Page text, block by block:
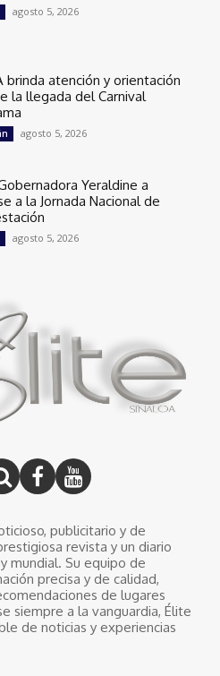
agosto 5, 2026
brinda atención y orientación
la llegada del Carnival
agosto 5, 2026
Yeraldine a
a la Jornada Nacional de
agosto 5, 2026
publicitario y de
revista y un diario
mundial. Su equipo de
precisa y de calidad,
de lugares
siempre a la vanguardia, Élite
de noticias y experiencias